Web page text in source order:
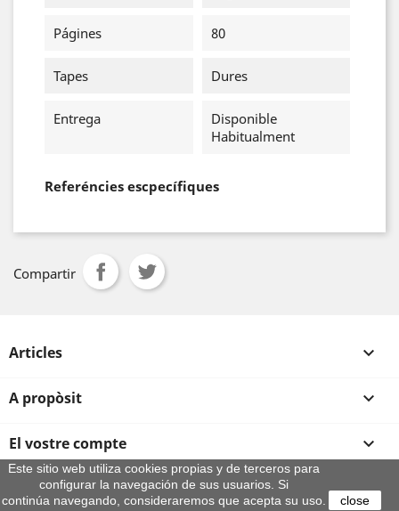
Págines 80
Tapes Dures
Entrega
Disponible
Habitualment
Referéncies escpecífiques
Compartir
Articles 
A propòsit 
El vostre compte 
Informació sobre la botiga
Este sitio web utiliza cookies propias y de terceros para
configurar la navegación de sus usuarios. Si
continúa navegando, consideraremos que acepta su uso.
close